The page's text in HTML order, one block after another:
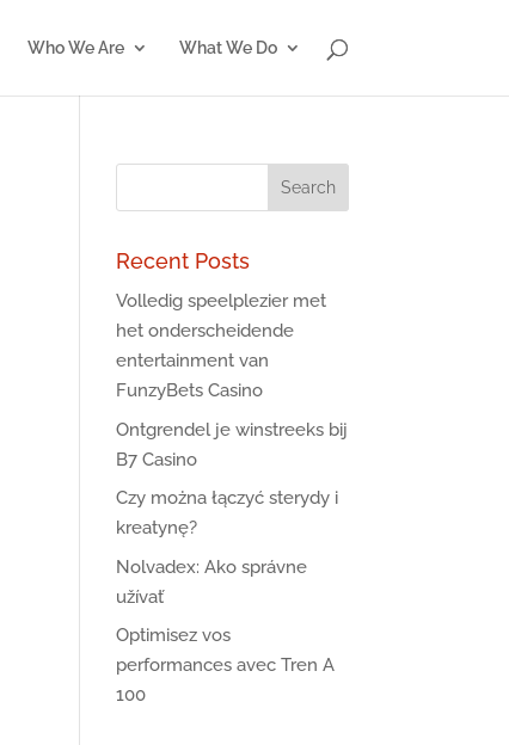
Who We Are What We Do
Recent Posts
Volledig speelplezier met
het onderscheidende
entertainment van
FunzyBets Casino
Ontgrendel je winstreeks bij
B7 Casino
Czy można łączyć sterydy i
kreatynę?
Nolvadex: Ako správne
užívať
Optimisez vos
performances avec Tren A
100